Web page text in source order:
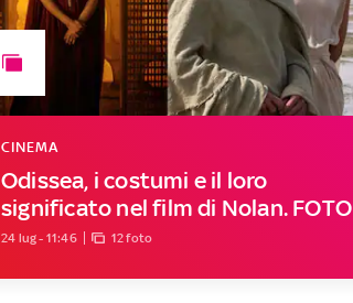
Odissea, i costumi e il loro
significato nel film di Nolan. FOTO
CINEMA
24 lug - 11:46 12 foto